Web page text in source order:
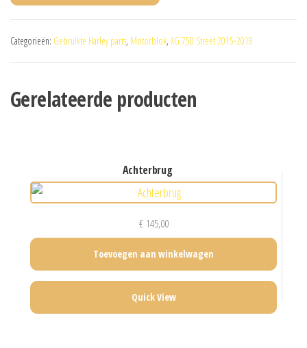
Categorieën: Gebruikte Harley parts, Motorblok, XG 750 Street 2015-2018
Gerelateerde producten
achterbrug
€145,00
Toevoegen aan winkelwagen
Quick View